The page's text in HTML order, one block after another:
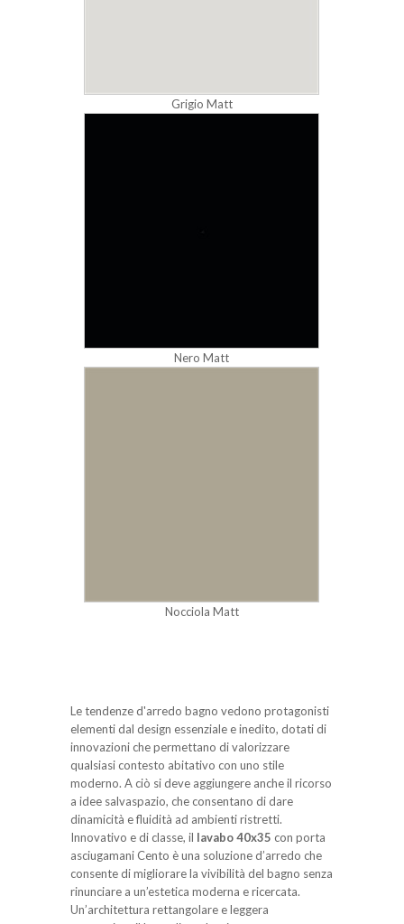
Grigio Matt
Nero Matt
Nocciola Matt
Le tendenze d'arredo bagno vedono protagonisti
elementi dal design essenziale e inedito, dotati di
innovazioni che permettano di valorizzare
qualsiasi contesto abitativo con uno stile
moderno. A ciò si deve aggiungere anche il ricorso
a idee salvaspazio, che consentano di dare
dinamicità e fluidità ad ambienti ristretti.
Innovativo e di classe, il lavabo 40x35 con porta
asciugamani Cento è una soluzione d’arredo che
consente di migliorare la vivibilità del bagno senza
rinunciare a un’estetica moderna e ricercata.
Un’architettura rettangolare e leggera